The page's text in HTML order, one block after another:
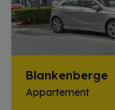
Blankenberge
Appartement